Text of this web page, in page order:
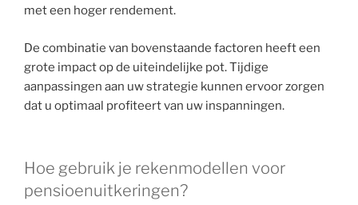
met een hoger rendement.
De combinatie van bovenstaande factoren heeft een
grote impact op de uiteindelijke pot. Tijdige
aanpassingen aan uw strategie kunnen ervoor zorgen
dat u optimaal profiteert van uw inspanningen.
Hoe gebruik je rekenmodellen voor
pensioenuitkeringen?